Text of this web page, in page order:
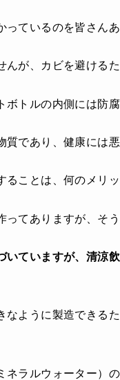
ているのを皆さん
が、カビを避ける
トルの内側には防
であり、健康には
ことは、何のメリ
てありますが、そ
ていますが、 清涼
なように製造できる
ラルウォーター）の